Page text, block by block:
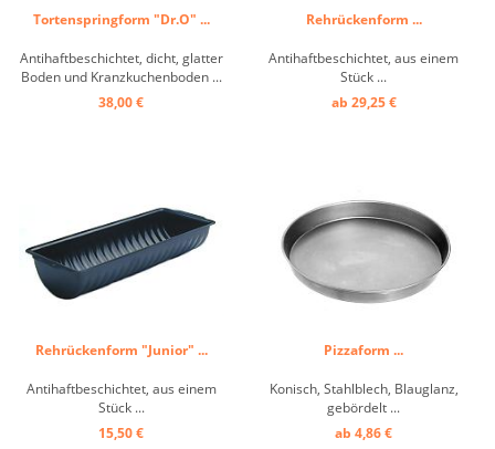
Tortenspringform "Dr.O" ...
Antihaftbeschichtet, dicht, glatter
Boden und Kranzkuchenboden ...
38,00 €
Rehrückenform ...
Antihaftbeschichtet, aus einem
Stück ...
ab 29,25 €
Rehrückenform "Junior" ...
Antihaftbeschichtet, aus einem
Stück ...
15,50 €
Pizzaform ...
Konisch, Stahlblech, Blauglanz,
gebördelt ...
ab 4,86 €